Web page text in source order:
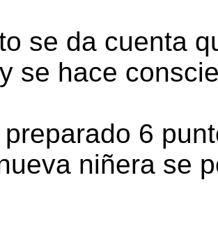
se da cuenta
se hace
preparado 6
niñera se